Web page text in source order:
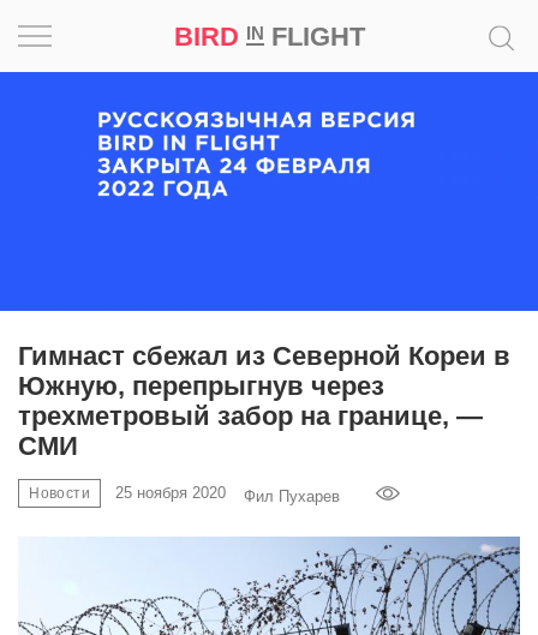
BIRD INFLIGHT
Гимнаст сбежал из Северной Кореи в
Южную, перепрыгнув через
трехметровый забор на границе, —
СМИ
Новости 25 ноября 2020 Фил Пухарев